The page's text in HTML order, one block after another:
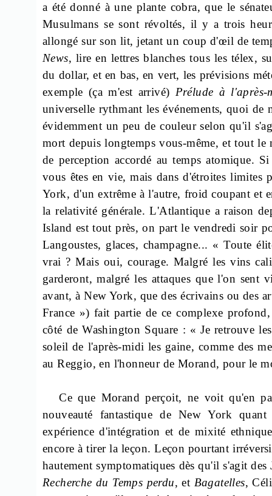
a été donné à une plante cobra, que le
Musulmans se sont révoltés, il y a trois
allongé sur son lit, jetant un coup d'œil de
News, lire en lettres blanches tous les télex,
du dollar, et en bas, en vert, les prévisions
exemple (ça m'est arrivé) Prélude à
universelle rythmant les événements, quoi de
évidemment un peu de couleur selon qu'il
mort depuis longtemps vous-même, et tout
de perception accordé au temps atomique.
vous êtes en vie, mais dans d'étroites limites
York, d'un extrême à l'autre, froid coupant et
la relativité générale. L'Atlantique a raison
Island est tout près, on part le vendredi soir
Langoustes, glaces, champagne... « Toute
vrai ? Mais oui, courage. Malgré les vins
garderont, malgré les attaques que l'on sent
avant, à New York, que des écrivains ou des
France ») fait partie de ce complexe
côté de Washington Square : « Je retrouve
soleil de l'après-midi les gaine, comme des
auReggio, en l'honneur de Morand, pour le
Ce que Morand perçoit, ne voit qu'en
nouveauté fantastique de New York
expérience d'intégration et de mixité
encore à tirer la leçon. Leçon pourtant
hautement symptomatiques dès qu'il s'agit
Recherche du Temps perdu, et Bagatelles,